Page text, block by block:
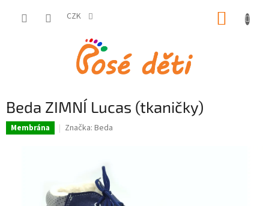
CZK
Beda ZIMNÍ Lucas (tkaničky)
Membrána Značka: Beda